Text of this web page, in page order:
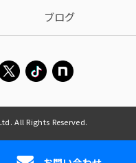
ブログ
All Rights Reserved.